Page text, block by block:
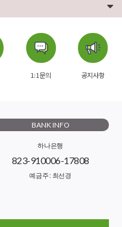
1:1문의 공지사항
BANK INFO
하나은행
823-910006-17808
예금주 : 최선경